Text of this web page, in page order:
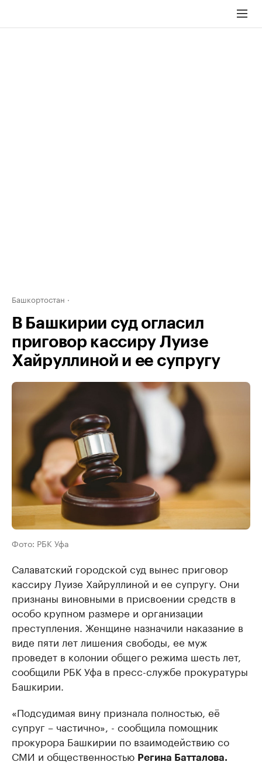
Башкортостан
В Башкирии суд огласил
приговор кассиру Луизе
Хайруллиной и ее супругу
Фото: РБК Уфа
Салаватский городской суд вынес приговор
кассиру Луизе Хайруллиной и ее супругу. Они
признаны виновными в присвоении средств в
особо крупном размере и организации
преступления. Женщине назначили наказание в
виде пяти лет лишения свободы, ее муж
проведет в колонии общего режима шесть лет,
сообщили РБК Уфа в пресс-службе прокуратуры
Башкирии.
«Подсудимая вину признала полностью, её
супруг – частично», - сообщила помощник
прокурора Башкирии по взаимодействию со
СМИ и общественностью Регина Батталова.